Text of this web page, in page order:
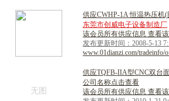
供应CWHP-1A 恒温热压机(
东莞市创威电子设备制造厂
该会员所有供应信息 查看
发布更新时间：2008-5-13
www.01dianzi.com/tradeinfo/
无图
供应TQFB-IIA型CNC双台
公司名称点击查看
该会员所有供应信息 查看